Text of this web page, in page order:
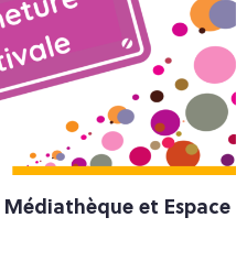
: Médiathèque et Espace